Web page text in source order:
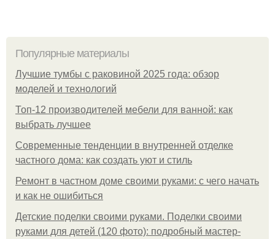
Популярные материалы
Лучшие тумбы с раковиной 2025 года: обзор
моделей и технологий
Топ-12 производителей мебели для ванной: как
выбрать лучшее
Современные тенденции в внутренней отделке
частного дома: как создать уют и стиль
Ремонт в частном доме своими руками: с чего начать
и как не ошибиться
Детские поделки своими руками. Поделки своими
руками для детей (120 фото): подробный мастер-